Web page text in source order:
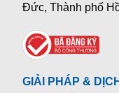
Đức, Thành phố
GIẢI PHÁP &